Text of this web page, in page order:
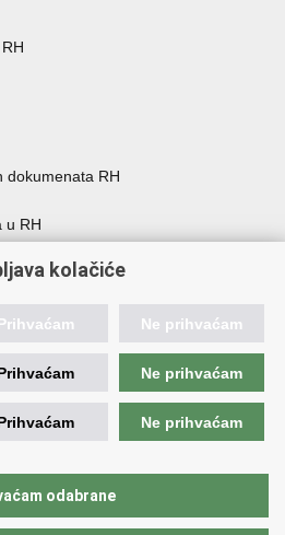
dokumenata RH
u RH
nacionalnih manjina
za ljudska prava
kolačiće
Ne prihvaćam
Ne prihvaćam
Ne prihvaćam
odabrane